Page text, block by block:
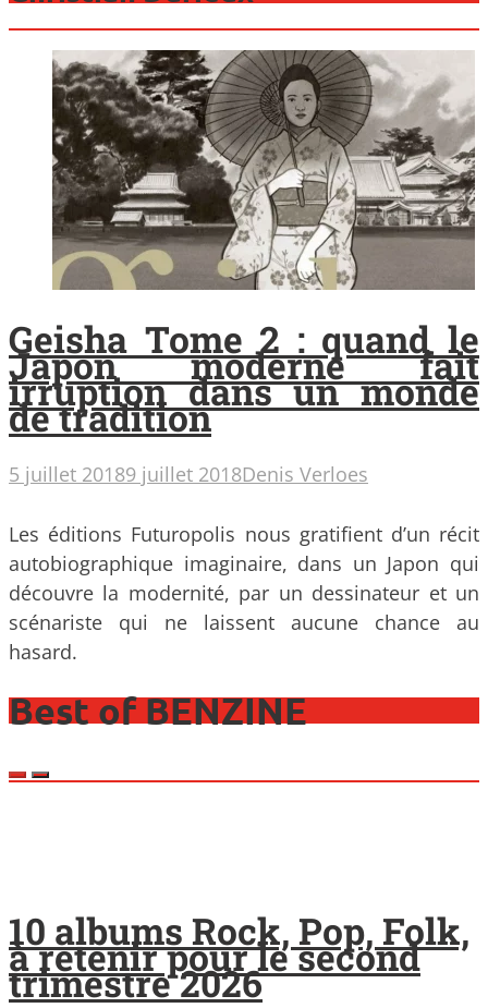
Geisha Tome 2 : quand le
Japon moderne fait
irruption dans un monde
de tradition
5 juillet 20189 juillet 2018Denis Verloes
Les éditions Futuropolis nous gratifient d’un récit
autobiographique imaginaire, dans un Japon qui
découvre la modernité, par un dessinateur et un
scénariste qui ne laissent aucune chance au
hasard.
Best of BENZINE
10 albums Rock, Pop, Folk,
à retenir pour le second
trimestre 2026